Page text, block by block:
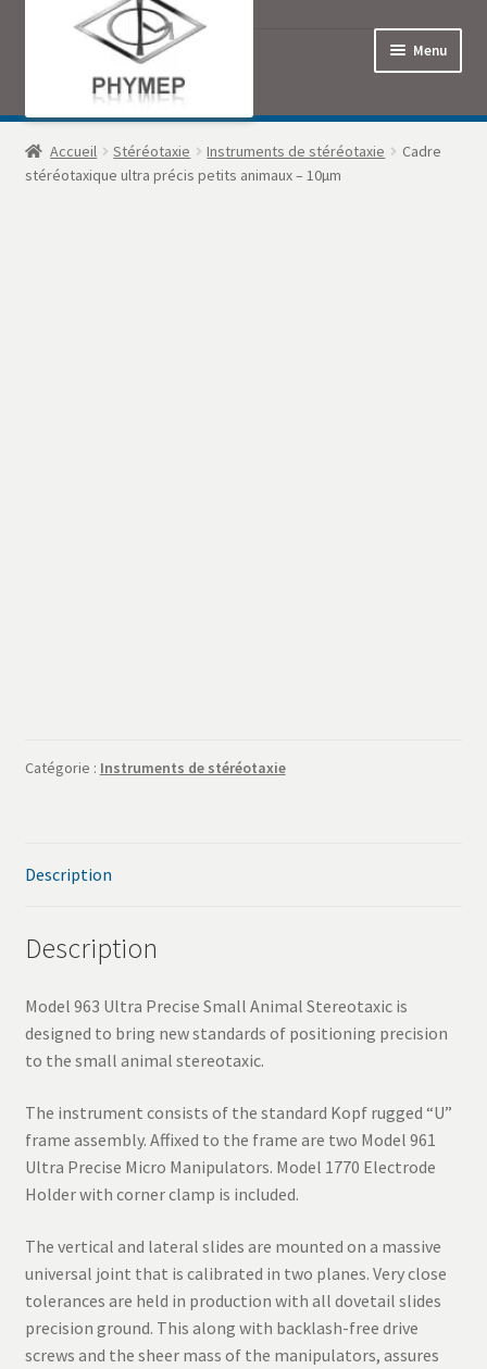
Menu
Accueil
Accueil Stéréotaxie Instruments de stéréotaxie
Cadre
stéréotaxique ultra précis petits animaux – 10µm
Catégorie : Instruments de stéréotaxie
Description
Description
Model 963 Ultra Precise Small Animal Stereotaxic is
designed to bring new standards of positioning precision
to the small animal stereotaxic.
The instrument consists of the standard Kopf rugged “U”
frame assembly. Affixed to the frame are two Model 961
Ultra Precise Micro Manipulators. Model 1770 Electrode
Holder with corner clamp is included.
The vertical and lateral slides are mounted on a massive
universal joint that is calibrated in two planes. Very close
tolerances are held in production with all dovetail slides
precision ground. This along with backlash-free drive
screws and the sheer mass of the manipulators, assures